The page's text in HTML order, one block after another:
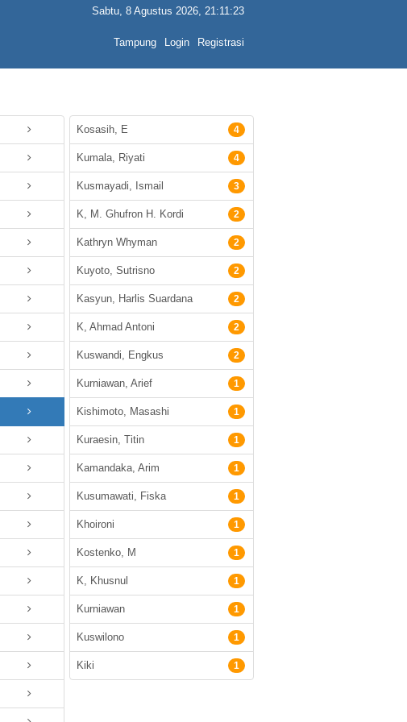
Sabtu, 8 Agustus 2026, 21:11:23
Tampung Login Registrasi
Kosasih, E 4
Kumala, Riyati 4
Kusmayadi, Ismail 3
K, M. Ghufron H. Kordi 2
Kathryn Whyman 2
Kuyoto, Sutrisno 2
Kasyun, Harlis Suardana 2
K, Ahmad Antoni 2
Kuswandi, Engkus 2
Kurniawan, Arief 1
Kishimoto, Masashi 1
Kuraesin, Titin 1
Kamandaka, Arim 1
Kusumawati, Fiska 1
Khoironi 1
Kostenko, M 1
K, Khusnul 1
Kurniawan 1
Kuswilono 1
Kiki 1